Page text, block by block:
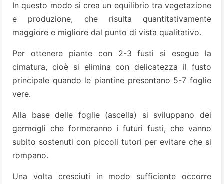
In questo modo si crea un equilibrio tra vegetazione
e produzione, che risulta quantitativamente
maggiore e migliore dal punto di vista qualitativo.
Per ottenere piante con 2-3 fusti si esegue la
cimatura, cioè si elimina con delicatezza il fusto
principale quando le piantine presentano 5-7 foglie
vere.
Alla base delle foglie (ascella) si sviluppano dei
germogli che formeranno i futuri fusti, che vanno
subito sostenuti con piccoli tutori per evitare che si
rompano.
Una volta cresciuti in modo sufficiente occorre